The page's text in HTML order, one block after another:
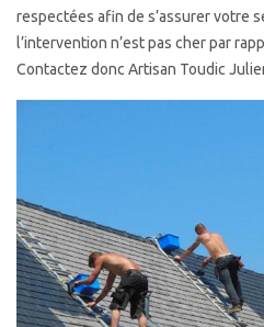
respectées afin de s’assurer votre
l’intervention n’est pas cher par
Contactez donc Artisan Toudic